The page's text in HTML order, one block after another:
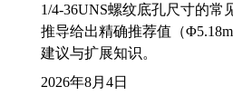
1/4-36UNS螺纹底孔尺寸的常
推导给出精确推荐值（
建议与扩展知识。
2026年8月4日